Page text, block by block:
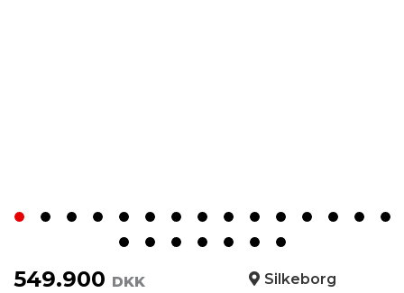
549.900 DKK Silkeborg